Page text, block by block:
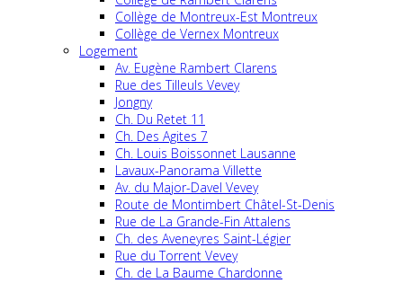
Collège de Montreux-Est Montreux
Collège de Vernex Montreux
Logement
Av. Eugène Rambert Clarens
Rue des Tilleuls Vevey
Jongny
Ch. Du Retet 11
Ch. Des Agites 7
Ch. Louis Boissonnet Lausanne
Lavaux-Panorama Villette
Av. du Major-Davel Vevey
Route de Montimbert Châtel-St-Denis
Rue de La Grande-Fin Attalens
Ch. des Aveneyres Saint-Légier
Rue du Torrent Vevey
Ch. de La Baume Chardonne